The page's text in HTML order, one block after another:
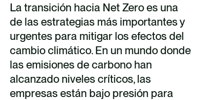
a
e
v
i
a
a
e
v
i
a
a
e
v
i
a
a
r
e
v
i
a
La transición hacia Net Zero es una
de las estrategias más importantes y
urgentes para mitigar los efectos del
cambio climático. En un mundo donde
las emisiones de carbono han
alcanzado niveles críticos, las
empresas están bajo presión para